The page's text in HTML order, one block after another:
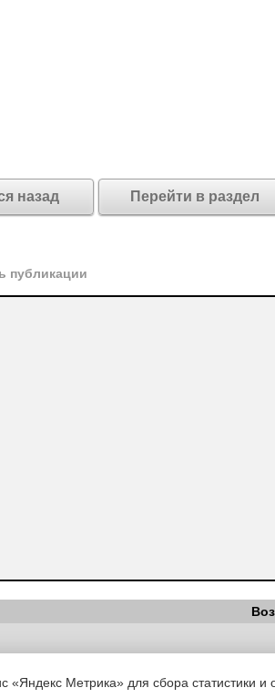
назад Перейти в раздел
публикации
Copyright (c) |Вестник Педагога|Об
«Яндекс Метрика» для сбора статистики